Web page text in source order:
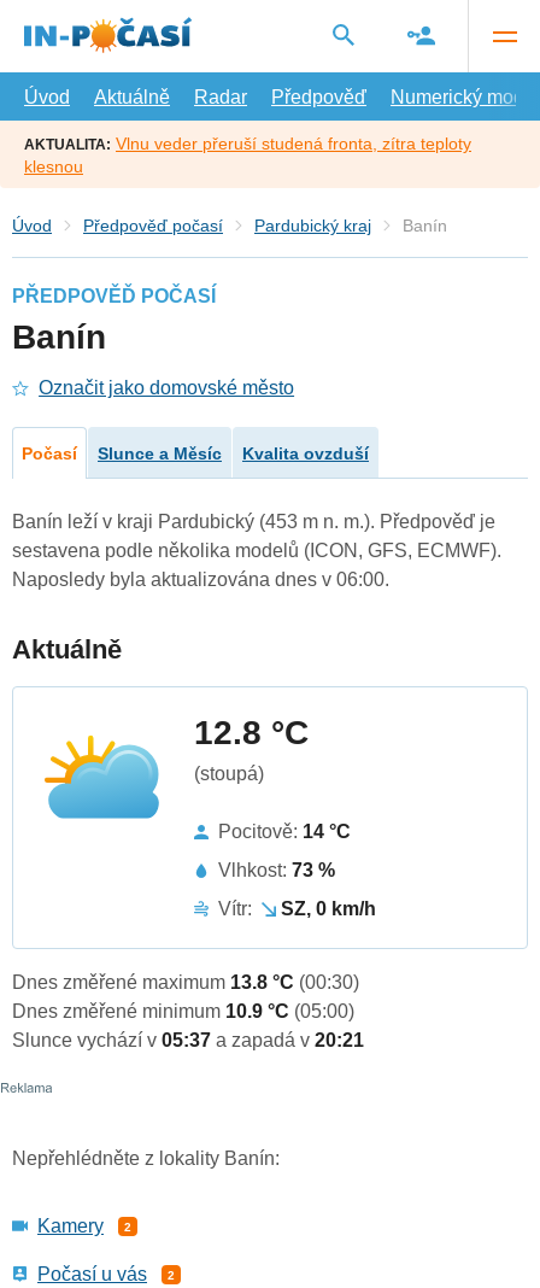
hlavní
Úvod
Aktuálně Radar Předpověď Numerický model
AKTUALITA: Vlnu veder přeruší studená fronta, zítra teploty
klesnou
Úvod Předpověď počasí Pardubický kraj Banín
PŘEDPOVĚĎ POČASÍ
Banín
Označit jako domovské město
Počasí Slunce a Měsíc Kvalita ovzduší
Banín leží v kraji Pardubický (453 m n. m.). Předpověď je
sestavena podle několika modelů (ICON, GFS, ECMWF).
Naposledy byla aktualizována dnes v 06:00.
Aktuálně
12.8 °C
(stoupá)
Pocitově: 14 °C
Vlhkost: 73 %
Vítr:
SZ, 0 km/h
Dnes změřené maximum 13.8 °C (00:30)
Dnes změřené minimum 10.9 °C (05:00)
Slunce vychází v 05:37 a zapadá v 20:21
Nepřehlédněte z lokality Banín:
Kamery 2
Počasí u vás 2